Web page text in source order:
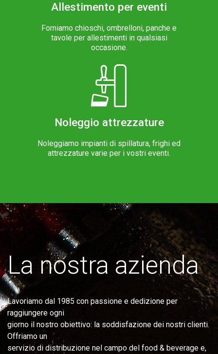
Allestimento per eventi
Forniamo chioschi, ombrelloni, panche e
tavole per allestimenti in qualsiasi
occasione.
Noleggio attrezzature
Noleggiamo impianti di spillatura, frighi ed
attrezzature varie per i vostri eventi.
La nostra azienda
Lavoriamo dal 1985 con passione e dedizione per
raggiungere ogni
giorno il nostro obiettivo: la soddisfazione dei nostri clienti.
Offriamo un
servizio di distribuzione nel campo del food & beverage e,